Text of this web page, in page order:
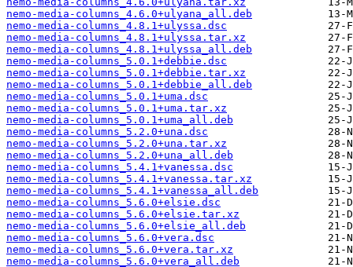
nemo-media-columns_4.6.0+ulyana_all.deb
nemo-media-columns_4.8.1+ulyssa.dsc
nemo-media-columns_4.8.1+ulyssa.tar.xz
nemo-media-columns_4.8.1+ulyssa_all.deb
nemo-media-columns_5.0.1+debbie.dsc
nemo-media-columns_5.0.1+debbie.tar.xz
nemo-media-columns_5.0.1+debbie_all.deb
nemo-media-columns_5.0.1+uma.dsc
nemo-media-columns_5.0.1+uma.tar.xz
nemo-media-columns_5.0.1+uma_all.deb
nemo-media-columns_5.2.0+una.dsc
nemo-media-columns_5.2.0+una.tar.xz
nemo-media-columns_5.2.0+una_all.deb
nemo-media-columns_5.4.1+vanessa.dsc
nemo-media-columns_5.4.1+vanessa.tar.xz
nemo-media-columns_5.4.1+vanessa_all.deb
nemo-media-columns_5.6.0+elsie.dsc
nemo-media-columns_5.6.0+elsie.tar.xz
nemo-media-columns_5.6.0+elsie_all.deb
nemo-media-columns_5.6.0+vera.dsc
nemo-media-columns_5.6.0+vera.tar.xz
nemo-media-columns_5.6.0+vera_all.deb